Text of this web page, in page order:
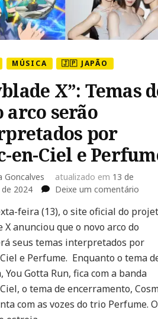
MÚSICA 🇯🇵 JAPÃO
X”: Temas
arco serão
por
en-Ciel e
Goncalves atualizado em 13 de
2024
Deixe um comentário
X”:
do
arco
serão
por
feira (13), o site oficial do
X anunciou que o novo arco do
seus temas interpretados por
Ciel e Perfume. Enquanto o tema
You Gotta Run, fica com a banda
Ciel, o tema de encerramento,
com as vozes do trio Perfume. O